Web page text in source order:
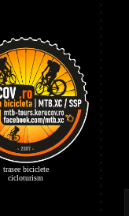
trasee biciclete
cicloturism